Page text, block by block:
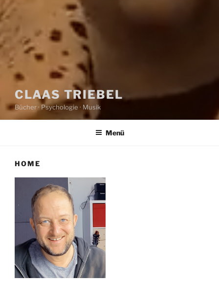
CLAAS TRIEBEL
Bücher · Psychologie · Musik
Menü
HOME